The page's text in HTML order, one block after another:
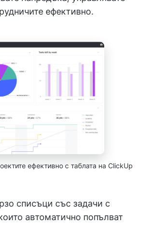
ефективно.
ефективно с таблата на ClickUp
списъци със задачи с
автоматично попълват